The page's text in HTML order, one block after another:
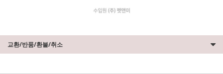
교환/반품/환불/취소